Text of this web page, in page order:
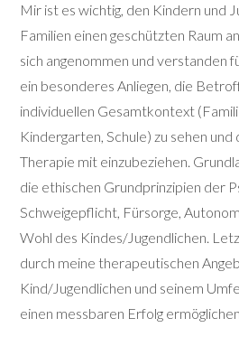
Mir ist es wichtig, den Kindern und
Familien einen geschützten Raum
sich angenommen und verstanden
ein besonderes Anliegen, die
individuellen Gesamtkontext
Kindergarten, Schule) zu sehen und
Therapie mit einzubeziehen.
die ethischen Grundprinzipien der
Schweigepflicht, Fürsorge,
Wohl des Kindes/Jugendlichen.
durch meine therapeutischen
Kind/Jugendlichen und seinem
einen messbaren Erfolg